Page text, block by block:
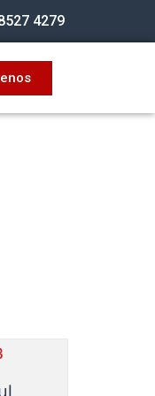
4279